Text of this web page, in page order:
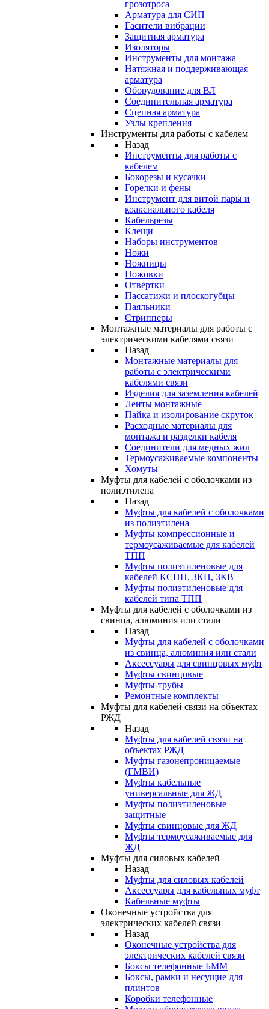
грозотроса
Арматура для СИП
Гасители вибрации
Защитная арматура
Изоляторы
Инструменты для монтажа
Натяжная и поддерживающая
арматура
Оборудование для ВЛ
Соединительная арматура
Сцепная арматура
Узлы крепления
Инструменты для работы с кабелем
Назад
Инструменты для работы с
кабелем
Бокорезы и кусачки
Горелки и фены
Инструмент для витой пары и
коаксиального кабеля
Кабельрезы
Клещи
Наборы инструментов
Ножи
Ножницы
Ножовки
Отвертки
Пассатижи и плоскогубцы
Паяльники
Стрипперы
Монтажные материалы для работы с
электрическими кабелями связи
Назад
Монтажные материалы для
работы с электрическими
кабелями связи
Изделия для заземления кабелей
Ленты монтажные
Пайка и изолирование скруток
Расходные материалы для
монтажа и разделки кабеля
Соединители для медных жил
Термоусаживаемые компоненты
Хомуты
Муфты для кабелей с оболочками из
полиэтилена
Назад
Муфты для кабелей с оболочками
из полиэтилена
Муфты компрессионные и
термоусаживаемые для кабелей
ТПП
Муфты полиэтиленовые для
кабелей КСПП, ЗКП, ЗКВ
Муфты полиэтиленовые для
кабелей типа ТПП
Муфты для кабелей с оболочками из
свинца, алюминия или стали
Назад
Муфты для кабелей с оболочками
из свинца, алюминия или стали
Аксессуары для свинцовых муфт
Муфты свинцовые
Муфты-трубы
Ремонтные комплекты
Муфты для кабелей связи на объектах
РЖД
Назад
Муфты для кабелей связи на
объектах РЖД
Муфты газонепроницаемые
(ГМВИ)
Муфты кабельные
универсальные для ЖД
Муфты полиэтиленовые
защитные
Муфты свинцовые для ЖД
Муфты термоусаживаемые для
ЖД
Муфты для силовых кабелей
Назад
Муфты для силовых кабелей
Аксессуары для кабельных муфт
Кабельные муфты
Оконечные устройства для
электрических кабелей связи
Назад
Оконечные устройства для
электрических кабелей связи
Боксы телефонные БММ
Боксы, рамки и несущие для
плинтов
Коробки телефонные